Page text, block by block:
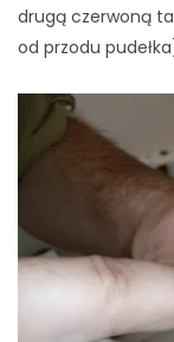
drugą czerwoną
od przodu